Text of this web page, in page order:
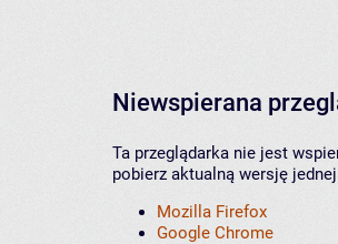
Niewspierana
Ta przeglądarka nie jest
pobierz aktualną wersję
Mozilla Firefox
Google Chrome